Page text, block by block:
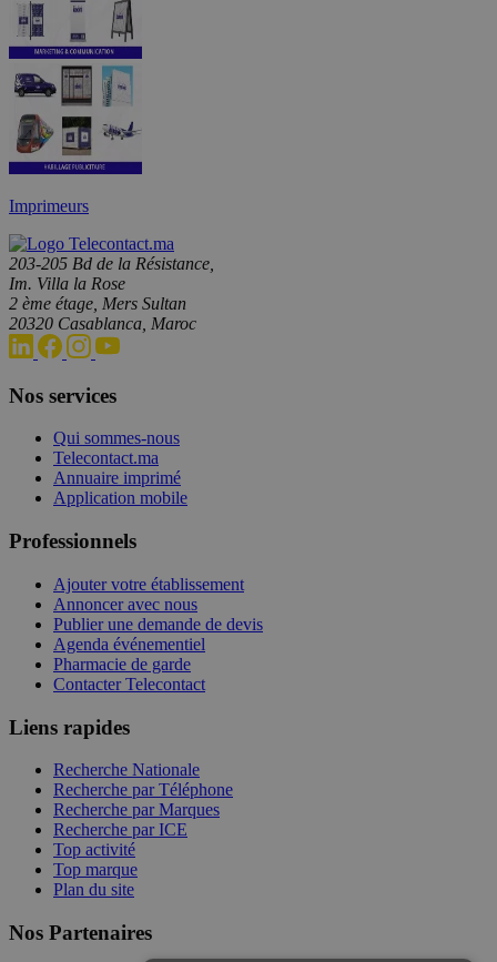
Imprimeurs
203-205 Bd de la Résistance,
Im. Villa la Rose
2 ème étage, Mers Sultan
20320 Casablanca, Maroc
Nos services
Qui sommes-nous
Telecontact.ma
Annuaire imprimé
Application mobile
Professionnels
Ajouter votre établissement
Annoncer avec nous
Publier une demande de devis
Agenda événementiel
Pharmacie de garde
Contacter Telecontact
Liens rapides
Recherche Nationale
Recherche par Téléphone
Recherche par Marques
Recherche par ICE
Top activité
Top marque
Plan du site
Nos Partenaires